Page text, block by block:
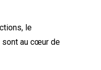
le
sont au cœur de